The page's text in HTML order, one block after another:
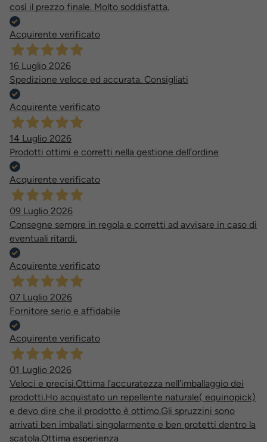
così il prezzo finale. Molto soddisfatta.
Acquirente verificato
16 Luglio 2026
Spedizione veloce ed accurata. Consigliati
Acquirente verificato
14 Luglio 2026
Prodotti ottimi e corretti nella gestione dell’ordine
Acquirente verificato
09 Luglio 2026
Consegne sempre in regola e corretti ad avvisare in caso di
eventuali ritardi.
Acquirente verificato
07 Luglio 2026
Fornitore serio e affidabile
Acquirente verificato
01 Luglio 2026
Veloci e precisi.Ottima l'accuratezza nell'imballaggio dei
prodotti.Ho acquistato un repellente naturale( equinopick)
e devo dire che il prodotto è ottimo.Gli spruzzini sono
arrivati ben imballati singolarmente e ben protetti dentro la
scatola.Ottima esperienza